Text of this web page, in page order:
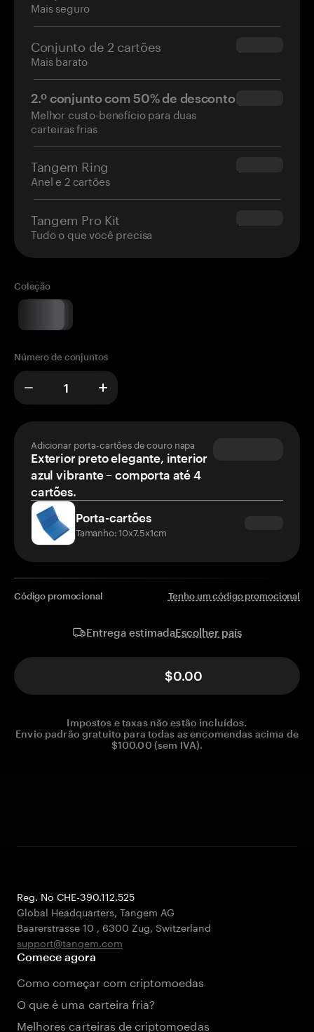
Mais seguro
Conjunto de 2 cartões
Mais barato
$54.90
2.º conjunto com 50% de desconto
Melhor custo-benefício para duas
carteiras frias
$34.95
Tangem Ring
Anel e 2 cartões
$160.00
Tangem Pro Kit
Tudo o que você precisa
$180.00
Coleção
Número de conjuntos
Adicionar porta-cartões de couro napa
Exterior preto elegante, interior
azul vibrante – comporta até 4
cartões.
Porta-cartões
Tamanho: 10x7.5x1cm
Código promocional Tenho um código promocional
Entrega estimadaEscolher país
$0.00
Impostos e taxas não estão incluídos.
Envio padrão gratuito para todas as encomendas acima de
$100.00 (sem IVA).
Reg. No CHE-390.112.525
Global Headquarters, Tangem AG
Baarerstrasse 10 , 6300 Zug, Switzerland
support@tangem.com
Comece agora
Como começar com criptomoedas
O que é uma carteira fria?
Melhores carteiras de criptomoedas